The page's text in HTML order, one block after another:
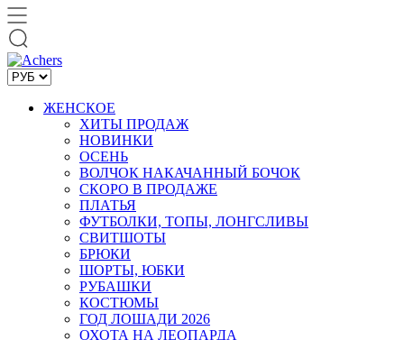
ЖЕНСКОЕ
ХИТЫ ПРОДАЖ
НОВИНКИ
ОСЕНЬ
ВОЛЧОК НАКАЧАННЫЙ БОЧОК
СКОРО В ПРОДАЖЕ
ПЛАТЬЯ
ФУТБОЛКИ, ТОПЫ, ЛОНГСЛИВЫ
СВИТШОТЫ
БРЮКИ
ШОРТЫ, ЮБКИ
РУБАШКИ
КОСТЮМЫ
ГОД ЛОШАДИ 2026
ОХОТА НА ЛЕОПАРДА